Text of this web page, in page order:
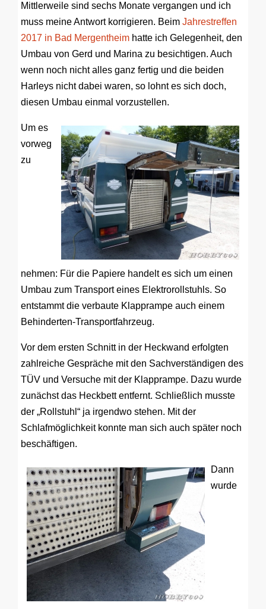
Mittlerweile sind sechs Monate vergangen und ich
muss meine Antwort korrigieren. Beim Jahrestreffen
2017 in Bad Mergentheim hatte ich Gelegenheit, den
Umbau von Gerd und Marina zu besichtigen. Auch
wenn noch nicht alles ganz fertig und die beiden
Harleys nicht dabei waren, so lohnt es sich doch,
diesen Umbau einmal vorzustellen.
Um es
vorweg
zu
nehmen: Für die Papiere handelt es sich um einen
Umbau zum Transport eines Elektrorollstuhls. So
entstammt die verbaute Klapprampe auch einem
Behinderten-Transportfahrzeug.
Vor dem ersten Schnitt in der Heckwand erfolgten
zahlreiche Gespräche mit den Sachverständigen des
TÜV und Versuche mit der Klapprampe. Dazu wurde
zunächst das Heckbett entfernt. Schließlich musste
der „Rollstuhl“ ja irgendwo stehen. Mit der
Schlafmöglichkeit konnte man sich auch später noch
beschäftigen.
Dann
wurde